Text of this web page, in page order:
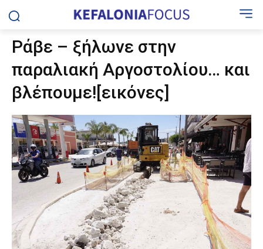
Ράβε – ξήλωνε στην
παραλιακή Αργοστολίου… και
βλέπουμε![εικόνες]